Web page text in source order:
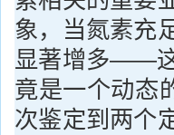
象，当氮素充
显著增多——
竟是一个动态
次鉴定到两个